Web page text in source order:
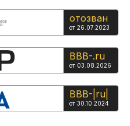
отозван
от 26.07.2023
BBB-.ru
от 03.08.2026
ВBВ-|ru|
от 30.10.2024